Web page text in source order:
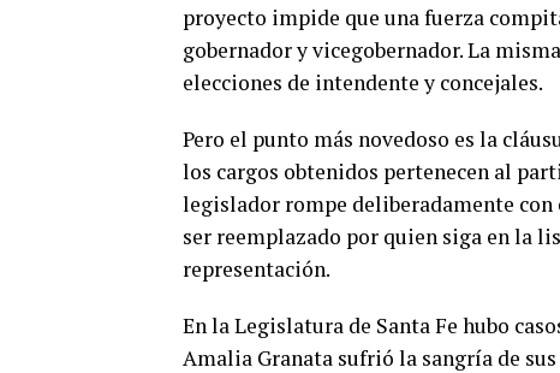
proyecto impide que una fuerza
gobernador y vicegobernador. La
elecciones de intendente y concejales.
Pero el punto más novedoso es la
los cargos obtenidos pertenecen al
legislador rompe deliberadamente con
ser reemplazado por quien siga en la
representación.
En la Legislatura de Santa Fe hubo
Amalia Granata sufrió la sangría de